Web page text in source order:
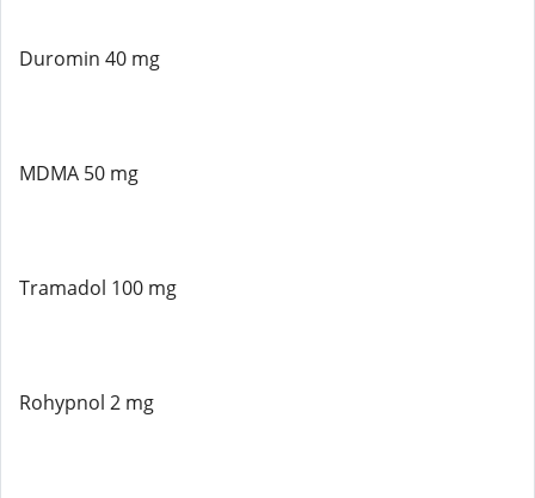
Duromin 40 mg
MDMA 50 mg
Tramadol 100 mg
Rohypnol 2 mg